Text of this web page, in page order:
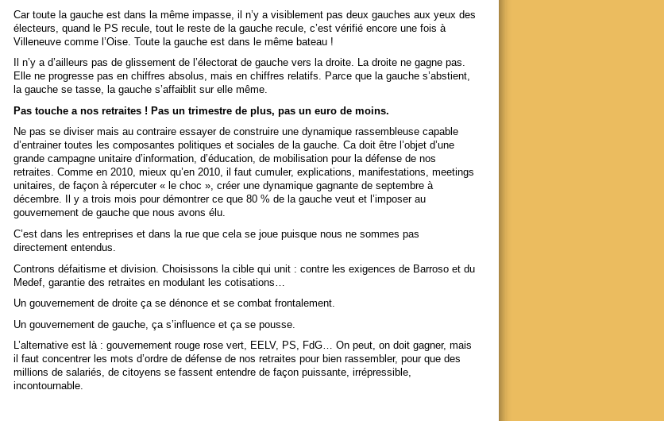
Car toute la gauche est dans la même impasse, il n’y a visiblement pas deux gauches aux yeux des
électeurs, quand le PS recule, tout le reste de la gauche recule, c’est vérifié encore une fois à
Villeneuve comme l’Oise. Toute la gauche est dans le même bateau !
Il n’y a d’ailleurs pas de glissement de l’électorat de gauche vers la droite. La droite ne gagne pas.
Elle ne progresse pas en chiffres absolus, mais en chiffres relatifs. Parce que la gauche s’abstient,
la gauche se tasse, la gauche s’affaiblit sur elle même.
Pas touche a nos retraites ! Pas un trimestre de plus, pas un euro de moins.
Ne pas se diviser mais au contraire essayer de construire une dynamique rassembleuse capable
d’entrainer toutes les composantes politiques et sociales de la gauche. Ca doit être l’objet d’une
grande campagne unitaire d’information, d’éducation, de mobilisation pour la défense de nos
retraites. Comme en 2010, mieux qu’en 2010, il faut cumuler, explications, manifestations, meetings
unitaires, de façon à répercuter « le choc », créer une dynamique gagnante de septembre à
décembre. Il y a trois mois pour démontrer ce que 80 % de la gauche veut et l’imposer au
gouvernement de gauche que nous avons élu.
C’est dans les entreprises et dans la rue que cela se joue puisque nous ne sommes pas
directement entendus.
Controns défaitisme et division. Choisissons la cible qui unit : contre les exigences de Barroso et du
Medef, garantie des retraites en modulant les cotisations…
Un gouvernement de droite ça se dénonce et se combat frontalement.
Un gouvernement de gauche, ça s’influence et ça se pousse.
L’alternative est là : gouvernement rouge rose vert, EELV, PS, FdG… On peut, on doit gagner, mais
il faut concentrer les mots d’ordre de défense de nos retraites pour bien rassembler, pour que des
millions de salariés, de citoyens se fassent entendre de façon puissante, irrépressible,
incontournable.